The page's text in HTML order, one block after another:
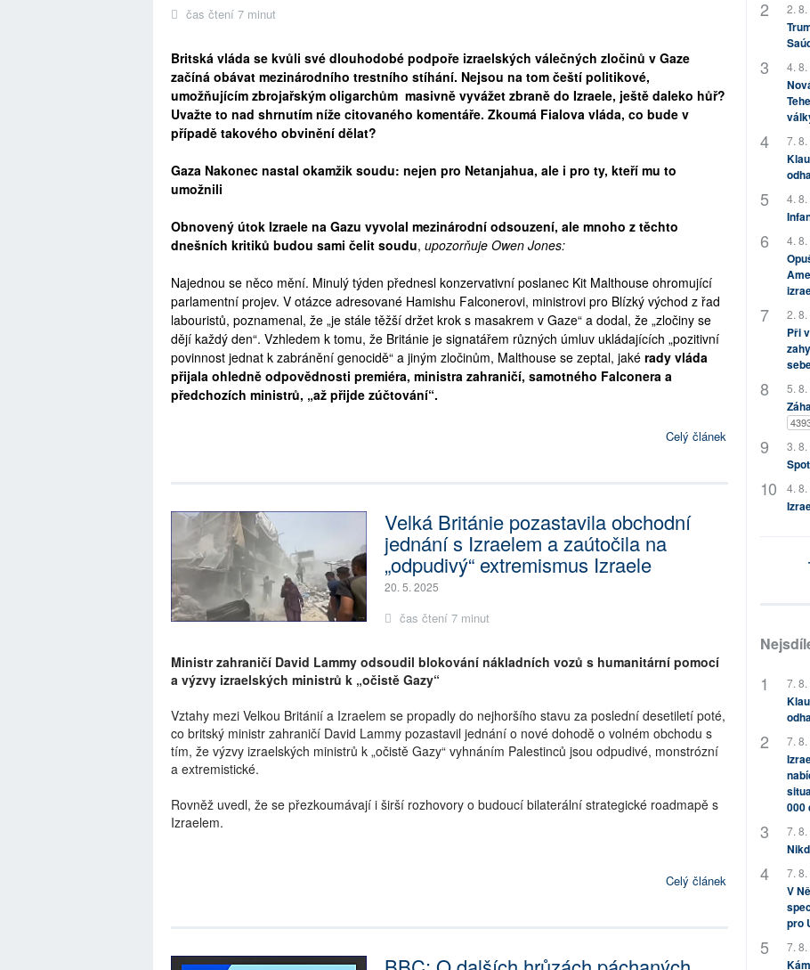
čas čtení 7 minut
Britská vláda se kvůli své dlouhodobé podpoře izraelských válečných zločinů v Gaze
začíná obávat mezinárodního trestního stíhání. Nejsou na tom čeští politikové,
umožňujícím zbrojařským oligarchům masivně vyvážet zbraně do Izraele, ještě daleko hůř?
Uvažte to nad shrnutím níže citovaného komentáře. Zkoumá Fialova vláda, co bude v
případě takového obvinění dělat?
Gaza Nakonec nastal okamžik soudu: nejen pro Netanjahua, ale i pro ty, kteří mu to
umožnili
Obnovený útok Izraele na Gazu vyvolal mezinárodní odsouzení, ale mnoho z těchto
dnešních kritiků budou sami čelit soudu, upozorňuje Owen Jones:
Najednou se něco mění. Minulý týden přednesl konzervativní poslanec Kit Malthouse ohromující
parlamentní projev. V otázce adresované Hamishu Falconerovi, ministrovi pro Blízký východ z řad
labouristů, poznamenal, že „je stále těžší držet krok s masakrem v Gaze“ a dodal, že „zločiny se
dějí každý den“. Vzhledem k tomu, že Británie je signatářem různých úmluv ukládajících „pozitivní
povinnost jednat k zabránění genocidě“ a jiným zločinům, Malthouse se zeptal, jaké rady vláda
přijala ohledně odpovědnosti premiéra, ministra zahraničí, samotného Falconera a
předchozích ministrů, „až přijde zúčtování“.
Celý článek
Velká Británie pozastavila obchodní
jednání s Izraelem a zaútočila na
„odpudivý“ extremismus Izraele
20. 5. 2025
čas čtení 7 minut
Ministr zahraničí David Lammy odsoudil blokování nákladních vozů s humanitární pomocí
a výzvy izraelských ministrů k „očistě Gazy“
Vztahy mezi Velkou Británií a Izraelem se propadly do nejhoršího stavu za poslední desetiletí poté,
co britský ministr zahraničí David Lammy pozastavil jednání o nové dohodě o volném obchodu s
tím, že výzvy izraelských ministrů k „očistě Gazy“ vyhnáním Palestinců jsou odpudivé, monstrózní
a extremistické.
Rovněž uvedl, že se přezkoumávají i širší rozhovory o budoucí bilaterální strategické roadmapě s
Izraelem.
Celý článek
2.
4.
7.
4.
4.
2.
Při
5.
3.
4.
7.
7.
000
7.
7.
V
pro
7.